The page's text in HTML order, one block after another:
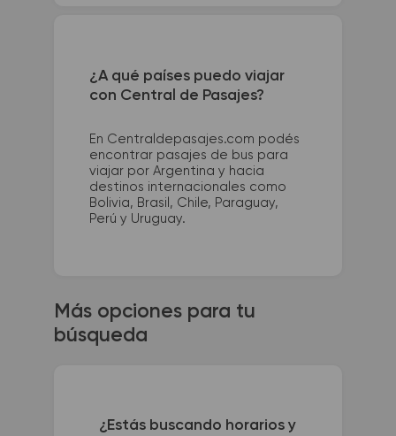
¿A qué países puedo viajar
con Central de Pasajes?
En Centraldepasajes.com podés
encontrar pasajes de bus para
viajar por Argentina y hacia
destinos internacionales como
Bolivia, Brasil, Chile, Paraguay,
Perú y Uruguay.
Más opciones para tu
búsqueda
¿Estás buscando horarios y